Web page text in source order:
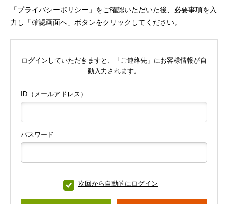
「プライバシーポリシー 」をご確認いただいた後、必要事項を入
力し「確認画面へ」ボタンをクリックしてください。
ログインしていただきますと、「ご連絡先」にお客様情報が自
動入力されます。
ID（メールアドレス）
パスワード
次回から自動的にログイン